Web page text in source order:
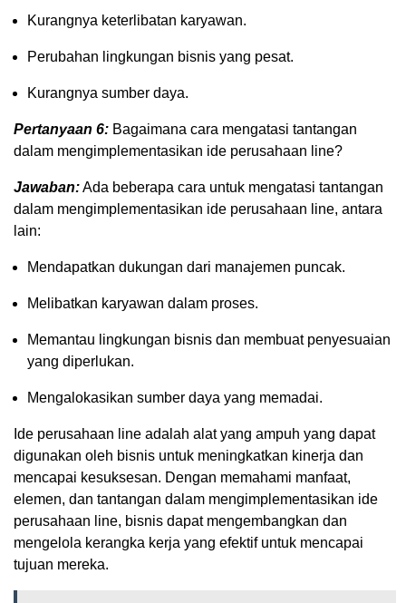
Kurangnya keterlibatan karyawan.
Perubahan lingkungan bisnis yang pesat.
Kurangnya sumber daya.
Pertanyaan 6: Bagaimana cara mengatasi tantangan
dalam mengimplementasikan ide perusahaan line?
Jawaban:Ada beberapa cara untuk mengatasi tantangan
dalam mengimplementasikan ide perusahaan line, antara
lain:
Mendapatkan dukungan dari manajemen puncak.
Melibatkan karyawan dalam proses.
Memantau lingkungan bisnis dan membuat penyesuaian
yang diperlukan.
Mengalokasikan sumber daya yang memadai.
Ide perusahaan line adalah alat yang ampuh yang dapat
digunakan oleh bisnis untuk meningkatkan kinerja dan
mencapai kesuksesan. Dengan memahami manfaat,
elemen, dan tantangan dalam mengimplementasikan ide
perusahaan line, bisnis dapat mengembangkan dan
mengelola kerangka kerja yang efektif untuk mencapai
tujuan mereka.